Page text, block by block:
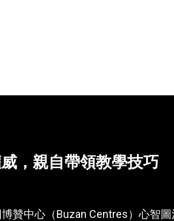
，親自帶領教學技巧
贊中心（Buzan Centres）心智圖